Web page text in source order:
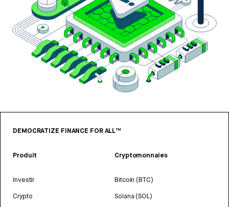
DEMOCRATIZE FINANCE FOR ALL™
Produit
Investir
Crypto
Cryptomonnaies
Bitcoin (BTC)
Solana (SOL)